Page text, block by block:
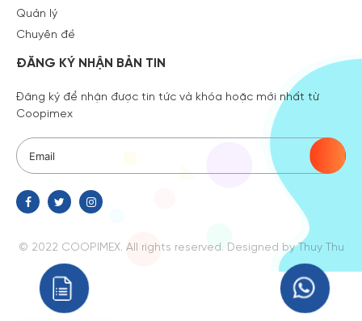
Quản lý
Chuyên đề
ĐĂNG KÝ NHẬN BẢN TIN
Đăng ký để nhận được tin tức và khóa hoặc mới nhất từ
Coopimex
© 2022 COOPIMEX. All rights reserved. Designed by Thuy Thu